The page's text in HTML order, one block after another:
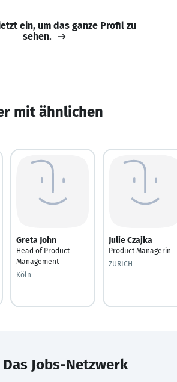
ein, um das ganze Profil zu
sehen.
mit ähnlichen
Greta John
Head of Product
Management
Köln
Julie Czajka
Product Managerin
ZURICH
Das Jobs-Netzwerk